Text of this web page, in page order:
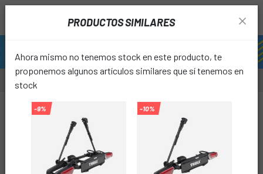
PRODUCTOS SIMILARES
Ahora mismo no tenemos stock en este producto, te
proponemos algunos artículos similares que sí tenemos en
stock
-9% -10%